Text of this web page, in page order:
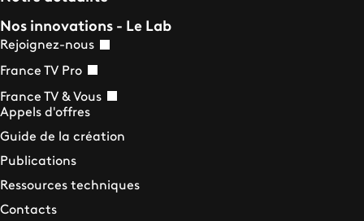
Nos innovations - Le Lab
Rejoignez-nous
France TV Pro
France TV & Vous
Appels d'offres
Guide de la création
Publications
Ressources techniques
Contacts